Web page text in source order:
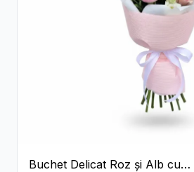
Buchet Delicat Roz și Alb cu